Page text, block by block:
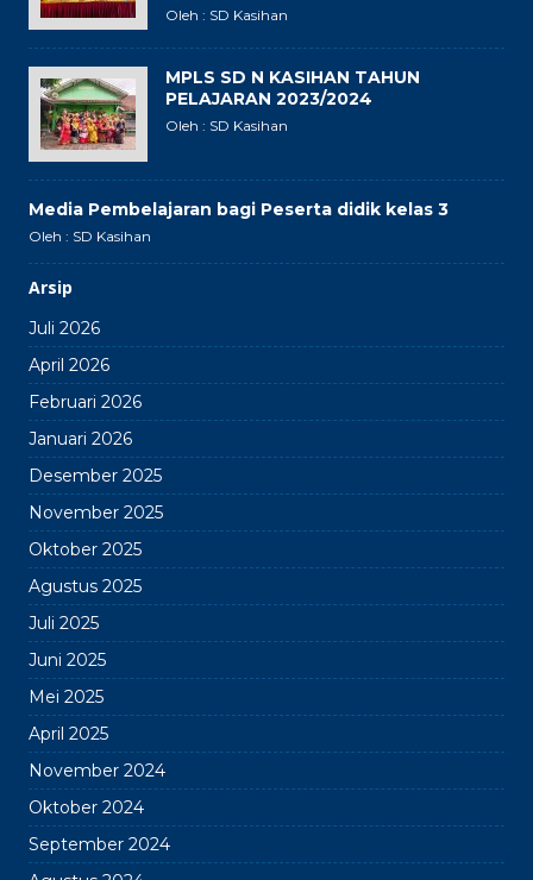
Oleh : SD Kasihan
MPLS SD N KASIHAN TAHUN
PELAJARAN 2023/2024
Oleh : SD Kasihan
Media Pembelajaran bagi Peserta didik kelas 3
Oleh : SD Kasihan
Arsip
Juli 2026
April 2026
Februari 2026
Januari 2026
Desember 2025
November 2025
Oktober 2025
Agustus 2025
Juli 2025
Juni 2025
Mei 2025
April 2025
November 2024
Oktober 2024
September 2024